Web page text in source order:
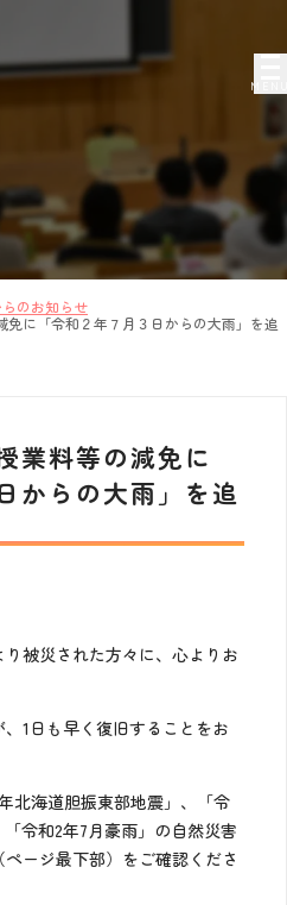
のお知らせ
免に「令和２年７月３日からの大雨」を追
業料等の減免に
からの大雨」を追
被災された方々に、心よりお
1日も早く復旧することをお
北海道胆振東部地震」、「令
令和2年7月豪雨」の自然災害
（ページ最下部）をご確認くださ